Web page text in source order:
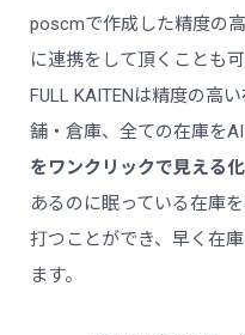
poscmで作成した精度の
に連携をして頂くことも可
FULL KAITENは精度の高
舗・倉庫、全ての在庫を
をワンクリックで見える化
あるのに眠っている在庫
打つことができ、早く在
ます。